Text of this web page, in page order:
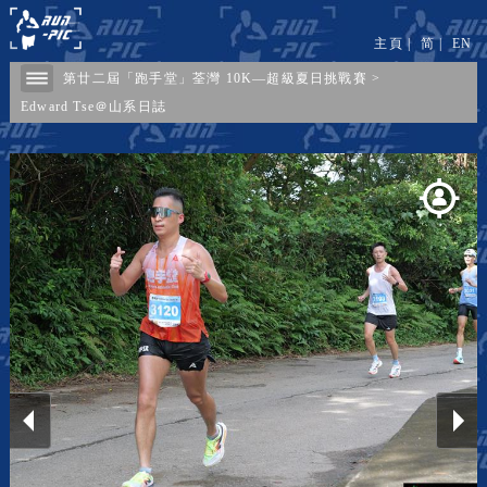
第廿二屆「跑手堂」荃灣 10K—超級夏日挑戰賽 >
Edward Tse＠山系日誌
主頁 | 简| EN